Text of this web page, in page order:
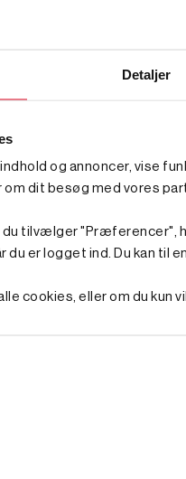
Detaljer
og annoncer, vise
dit besøg med vores
du tilvælger "Præferencer",
du er logget ind. Du kan
cookies, eller om du kun
grave i egen have, kan
en maskine på larvebånd
kan en minigraver
ud. Når armen er tæt
jeg vælge benzin,
drift, holdbarhed og
de tre
her på siden. Hvordan
De fleste minigravere
på en kraftig trailer, så
til opgaven. Vælg en
større projekter eller et
huller til eksempelvis